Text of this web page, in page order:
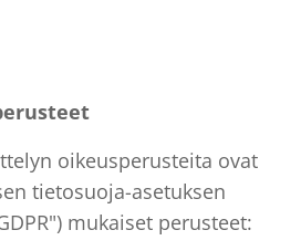
oikeusperusteita ovat
tietosuoja-asetuksen
mukaiset perusteet: